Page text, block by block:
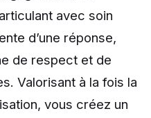
avec soin
d’une réponse,
de respect et de
Valorisant à la fois la
vous créez un